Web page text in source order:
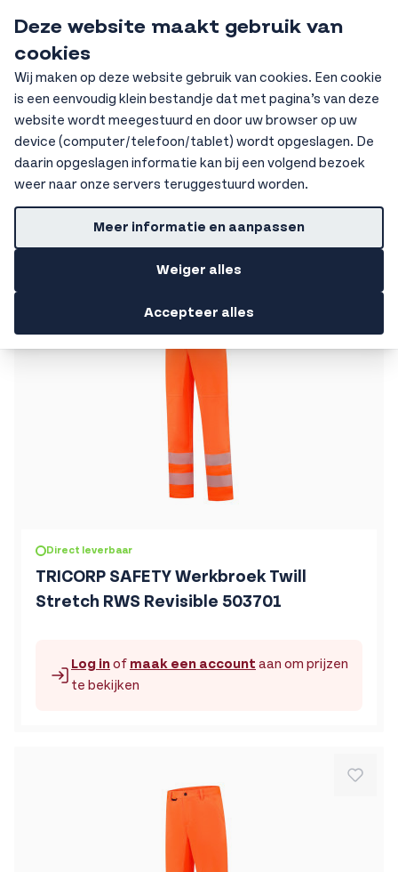
Deze website maakt gebruik van
cookies
Wij maken op deze website gebruik van cookies. Een cookie
is een eenvoudig klein bestandje dat met pagina’s van deze
website wordt meegestuurd en door uw browser op uw
device (computer/telefoon/tablet) wordt opgeslagen. De
daarin opgeslagen informatie kan bij een volgend bezoek
weer naar onze servers teruggestuurd worden.
Meer informatie en aanpassen
Weiger alles
Accepteer alles
HKV Ochten
Getoonde prijzen zijn excl. BTW
Regenbroek
Filters
Direct leverbaar
TRICORP SAFETY Werkbroek Twill
Stretch RWS Revisible 503701
De prijs is afhankelijk van de gekozen opties op de
Log inof maak een account aan om prijzen
te bekijken